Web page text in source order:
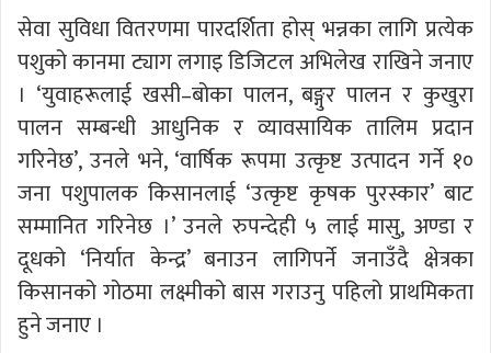
सेवा सुविधा वितरणमा पारदर्शिता होस् भन्नका लागि प्रत्येक
पशुको कानमा ट्याग लगाइ डिजिटल अभिलेख राखिने जनाए
। ‘युवाहरूलाई खसी–बोका पालन, बङ्गुर पालन र कुखुरा
पालन सम्बन्धी आधुनिक र व्यावसायिक तालिम प्रदान
गरिनेछ’, उनले भने, ‘वार्षिक रूपमा उत्कृष्ट उत्पादन गर्ने १०
जना पशुपालक किसानलाई ‘उत्कृष्ट कृषक पुरस्कार’ बाट
सम्मानित गरिनेछ ।’ उनले रुपन्देही ५ लाई मासु, अण्डा र
दूधको ‘निर्यात केन्द्र’ बनाउन लागिपर्ने जनाउँदै क्षेत्रका
किसानको गोठमा लक्ष्मीको बास गराउनु पहिलो प्राथमिकता
हुने जनाए ।